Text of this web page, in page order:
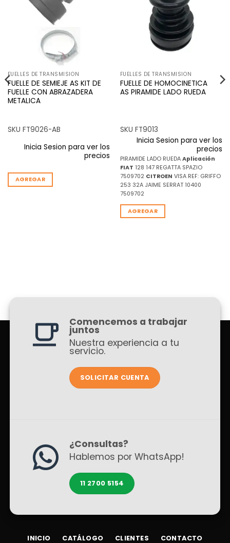
FUELLES DE TRANSMISION
FUELLE DE SEMIEJE AS KIT DE
FUELLE CON ABRAZADERA
METALICA
SKU FT9026-AB
Inicia Sesion para ver los
precios
AGREGAR
FUELLES DE TRANSMISION
FUELLE DE HOMOCINETICA
AS PIRAMIDE LADO RUEDA
SKU FT9013
Inicia Sesion para ver los
precios
PIRAMIDE LADO RUEDA Aplicación
FIAT 128 147 REGATTA SPAZIO
7509702 CITROEN VISA REF: GRIFFO
253 32A JAIME SERRAT 10400
7509702
AGREGAR
Comencemos a trabajar
juntos
Nuestra experiencia a tu
servicio.
SOLICITAR CUENTA
¿Consultas?
Hablemos por WhatsApp!
11 2700 5154
INICIO CATÁLOGO CLIENTES CONTACTO